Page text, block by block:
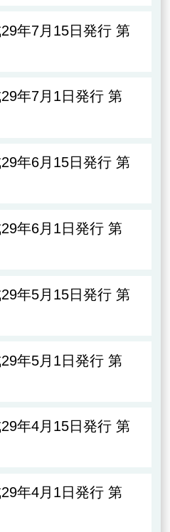
年7月15日発行 第
年7月1日発行 第
年6月15日発行 第
年6月1日発行 第
年5月15日発行 第
年5月1日発行 第
年4月15日発行 第
年4月1日発行 第